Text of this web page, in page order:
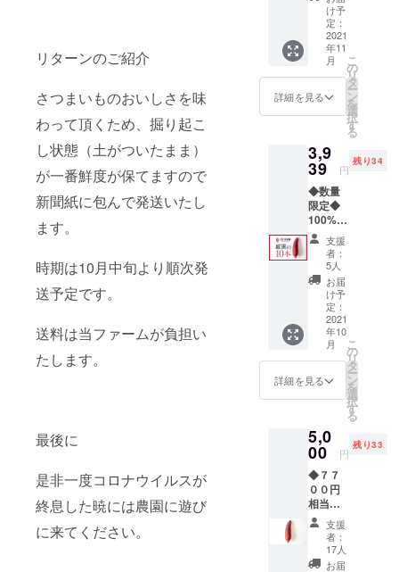
リターンのご紹介
さつまいものおいしさを味
わって頂くため、掘り起こ
し状態（土がついたまま）
が一番鮮度が保てますので
新聞紙に包んで発送いたし
ます。
時期は10月中旬より順次発
送予定です。
送料は当ファームが負担い
たします。
最後に
是非一度コロナウイルスが
終息した暁には農園に遊び
に来てください。
お手紙
とさつ
まいも
（紅は
るか）
を２キ
ロ送付
させて
いただ
す。 ※
送料込
み ※沖
縄、離
島は別
途費用
が掛か
りま
す。
け予
定：
2021
年11
月
詳細を見る
こ
の
リ
タ
ー
ン
を
選
択
す
る
3,9
39 円
残り34
◆数量
限定◆
100%達
成記
念！！
特別リ
ター
ン！ 追
加しま
た！！
感謝の
お手紙
とさつ
まいも
（紅は
収穫時
に当
ファー
ムの厳
選した
10本を
お送り
しま
す。 ※
送料込
支援
者：
5人
お届
け予
定：
2021
年10
月
詳細を見る
こ
の
リ
タ
ー
ン
を
選
択
す
る
5,0
00 円
残り33
◆７７
００円
相当◆
感謝の
お手紙
とさつ
まいも
支援
者：
17人
お届